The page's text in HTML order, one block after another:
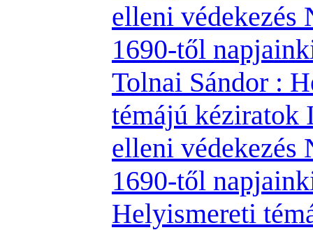
elleni védekezés
1690-től
Tolnai Sándor :
témájú kéziratok
elleni védekezés
1690-től
Helyismereti